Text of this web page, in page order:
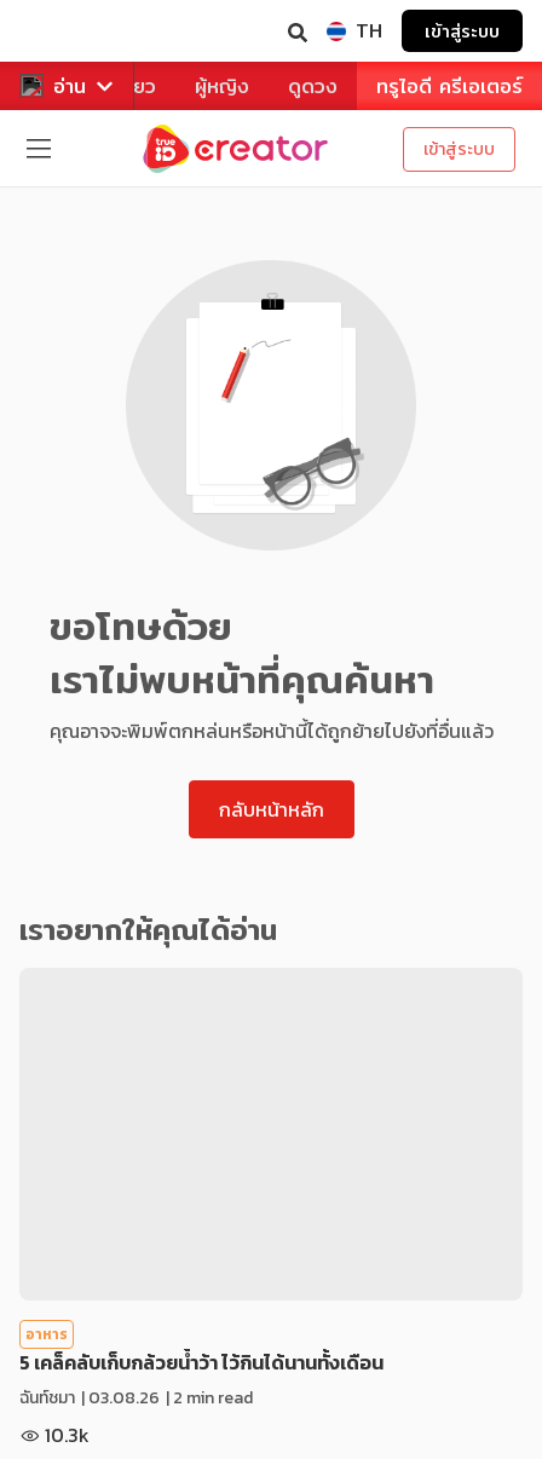
TH เข้าสู่ระบบ
อ่าน
หาร ท่องเที่ยว ผู้หญิง ดูดวง ทรูไอดี ครีเอเตอร์
เข้าสู่ระบบ
ขอโทษด้วย
เราไม่พบหน้าที่คุณค้นหา
คุณอาจจะพิมพ์ตกหล่นหรือหน้านี้ได้ถูกย้ายไปยังที่อื่นแล้ว
กลับหน้าหลัก
เราอยากให้คุณได้อ่าน
อาหาร
5 เคล็คลับเก็บกล้วยน้ำว้า ไว้กินได้นานทั้งเดือน
ฉันท์ชมา |03.08.26 | 2 min read
10.3k